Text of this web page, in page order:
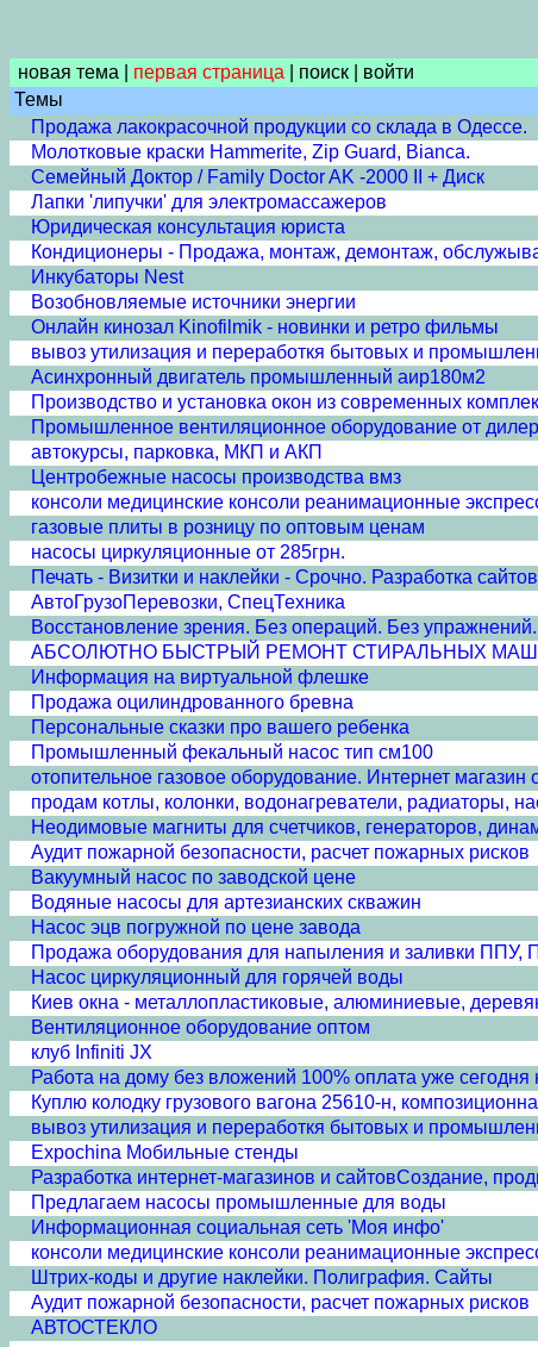
новая тема первая страница поиск
войти
Темы
Продажа лакокрасочной продукции со склада в Одессе.
Молотковые краски Hammerite, Zip Guard, Bianca.
Cемейный Доктор / Family Doctor AK -2000 II + Диск
Лапки 'липучки' для электромассажеров
Юридическая консультация юриста
Кондиционеры - Продажа, монтаж, демонтаж,
Инкубаторы Nest
Возобновляемые источники энергии
Онлайн кинозал Kinofilmik - новинки и ретро фильмы
вывоз утилизация и переработкя бытовых и
Асинхронный двигатель промышленный аир180м2
Производство и установка окон из современных
Промышленное вентиляционное оборудование от
автокурсы, парковка, МКП и АКП
Центробежные насосы производства вмз
консоли медицинские консоли реанимационные
газовые плиты в розницу по оптовым ценам
насосы циркуляционные от 285грн.
Печать - Визитки и наклейки - Срочно. Разработка
АвтоГрузоПеревозки, СпецТехника
Восстановление зрения. Без операций. Без
АБСОЛЮТНО БЫСТРЫЙ РЕМОНТ СТИРАЛЬНЫХ
Информация на виртуальной флешке
Продажа оцилиндрованного бревна
Персональные сказки про вашего ребенка
Промышленный фекальный насос тип см100
отопительное газовое оборудование. Интернет магазин
продам котлы, колонки, водонагреватели, радиаторы,
Неодимовые магниты для счетчиков, генераторов,
Аудит пожарной безопасности, расчет пожарных рисков
Вакуумный насос по заводской цене
Водяные насосы для артезианских скважин
Насос эцв погружной по цене завода
Продажа оборудования для напыления и заливки ППУ,
Насос циркуляционный для горячей воды
Киев окна - металлопластиковые, алюминиевые,
Вентиляционное оборудование оптом
клуб Infiniti JX
Работа на дому без вложений 100% оплата уже
Куплю колодку грузового вагона 25610-н,
вывоз утилизация и переработкя бытовых и
Expochina Мобильные стенды
Разработка интернет-магазинов и сайтовСоздание,
Предлагаем насосы промышленные для воды
Информационная социальная сеть 'Моя инфо'
консоли медицинские консоли реанимационные
Штрих-коды и другие наклейки. Полиграфия. Сайты
Аудит пожарной безопасности, расчет пожарных рисков
АВТОСТЕКЛО